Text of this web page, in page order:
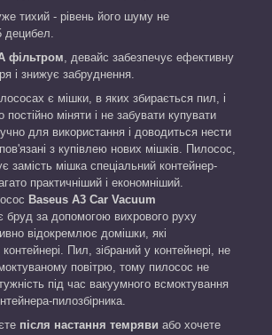
тихий - рівень його шуму не
фільтром , девайс забезпечує ефективну
і знижує забруднення.
є мішки, в яких збирається пил, і
постійно міняти і не забувати купувати
для використання і доводиться нести
з купівлею нових мішків. Пилосос,
замість мішка спеціальний контейнер-
практичніший і економніший.
Baseus A3 Car Vacuum
бруд за допомогою вихрового руху
відокремлює домішки, які
Пил, зібраний у контейнері, не
повітрю, тому пилосос не
під час вакуумного всмоктування
пилозбірника.
після настання темряви або хочете